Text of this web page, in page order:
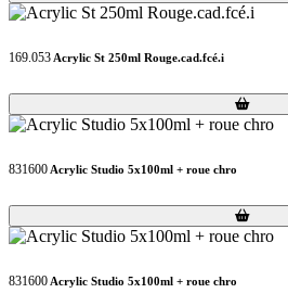
169.053 Acrylic St 250ml Rouge.cad.fcé.i
Loading...
Loading...
831600 Acrylic Studio 5x100ml + roue chro
Loading...
Loading...
831600 Acrylic Studio 5x100ml + roue chro